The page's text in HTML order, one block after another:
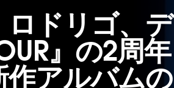
ドリゴ、デ
』の2周年
アルバムの